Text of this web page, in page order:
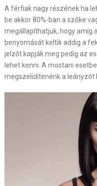
A férfiak nagy részének ha
be akkor 80%-ban a szőke
megállapíthatjuk, hogy amíg
benyomását keltik addig a
jelzőt kapják meg pedig az
lehet kenni. A mostani
megszelídítenénk a leányzót